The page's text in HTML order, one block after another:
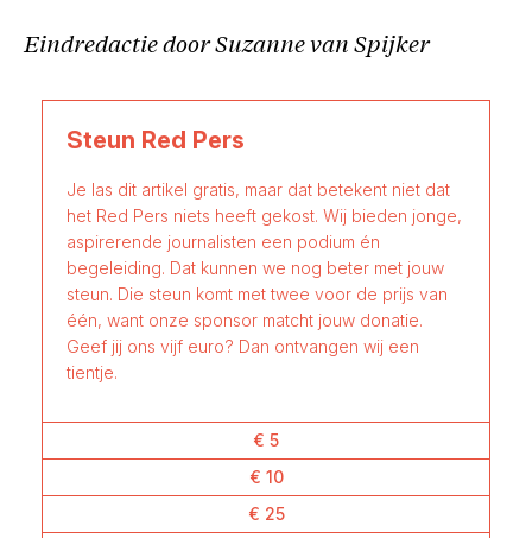
Eindredactie door Suzanne van Spijker
Steun Red Pers
Je las dit artikel gratis, maar dat betekent niet dat
het Red Pers niets heeft gekost. Wij bieden jonge,
aspirerende journalisten een podium én
begeleiding. Dat kunnen we nog beter met jouw
steun. Die steun komt met twee voor de prijs van
één, want onze sponsor matcht jouw donatie.
Geef jij ons vijf euro? Dan ontvangen wij een
tientje.
€ 5
€ 10
€ 25